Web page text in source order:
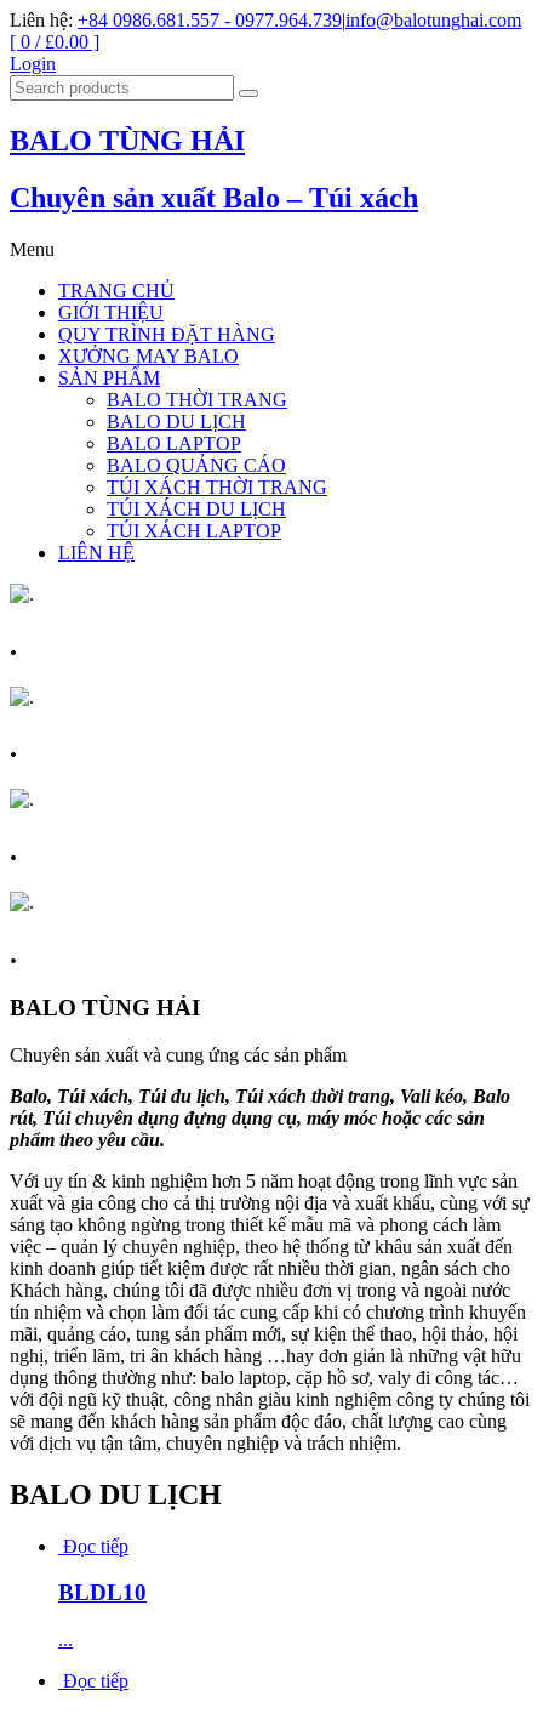
Liên hệ: +84 0986.681.557 - 0977.964.739|info@balotunghai.com
[ 0 / £0.00 ]
Login
BALO TÙNG HẢI
Chuyên sản xuất Balo – Túi xách
Menu
TRANG CHỦ
GIỚI THIỆU
QUY TRÌNH ĐẶT HÀNG
XƯỞNG MAY BALO
SẢN PHẨM
BALO THỜI TRANG
BALO DU LỊCH
BALO LAPTOP
BALO QUẢNG CÁO
TÚI XÁCH THỜI TRANG
TÚI XÁCH DU LỊCH
TÚI XÁCH LAPTOP
LIÊN HỆ
.
.
.
.
BALO TÙNG HẢI
Chuyên sản xuất và cung ứng các sản phẩm
Balo, Túi xách, Túi du lịch, Túi xách thời trang, Vali kéo, Balo
rút, Túi chuyên dụng đựng dụng cụ, máy móc hoặc các sản
phẩm theo yêu cầu.
Với uy tín & kinh nghiệm hơn 5 năm hoạt động trong lĩnh vực sản
xuất và gia công cho cả thị trường nội địa và xuất khẩu, cùng với sự
sáng tạo không ngừng trong thiết kế mẫu mã và phong cách làm
việc – quản lý chuyên nghiệp, theo hệ thống từ khâu sản xuất đến
kinh doanh giúp tiết kiệm được rất nhiều thời gian, ngân sách cho
Khách hàng, chúng tôi đã được nhiều đơn vị trong và ngoài nước
tín nhiệm và chọn làm đối tác cung cấp khi có chương trình khuyến
mãi, quảng cáo, tung sản phẩm mới, sự kiện thể thao, hội thảo, hội
nghị, triển lãm, tri ân khách hàng …hay đơn giản là những vật hữu
dụng thông thường như: balo laptop, cặp hồ sơ, valy đi công tác…
với đội ngũ kỹ thuật, công nhân giàu kinh nghiệm công ty chúng tôi
sẽ mang đến khách hàng sản phẩm độc đáo, chất lượng cao cùng
với dịch vụ tận tâm, chuyên nghiệp và trách nhiệm.
BALO DU LỊCH
Đọc tiếp
BLDL10
...
Đọc tiếp